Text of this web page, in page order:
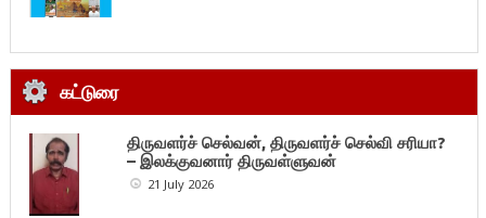
கட்டுரை
திருவளர்ச் செல்வன், திருவளர்ச் செல்வி சரியா?
– இலக்குவனார் திருவள்ளுவன்
21 July 2026